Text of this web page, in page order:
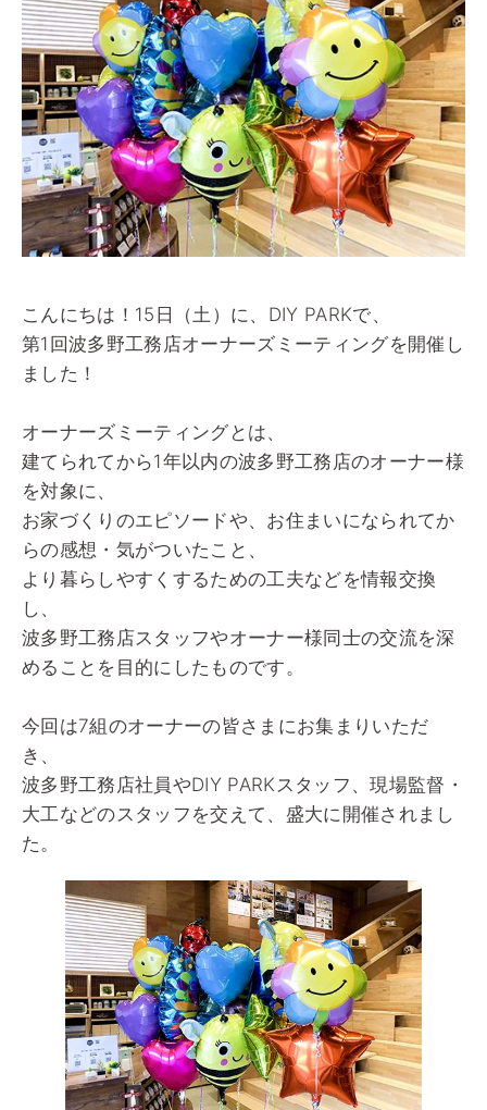
こんにちは！15日（土）に、DIY PARKで、
第1回波多野工務店オーナーズミーティングを開催し
ました！
オーナーズミーティングとは、
建てられてから1年以内の波多野工務店のオーナー様
を対象に、
お家づくりのエピソードや、お住まいになられてか
らの感想・気がついたこと、
より暮らしやすくするための工夫などを情報交換
し、
波多野工務店スタッフやオーナー様同士の交流を深
めることを目的にしたものです。
今回は7組のオーナーの皆さまにお集まりいただ
き、
波多野工務店社員やDIY PARKスタッフ、現場監督・
大工などのスタッフを交えて、盛大に開催されまし
た。